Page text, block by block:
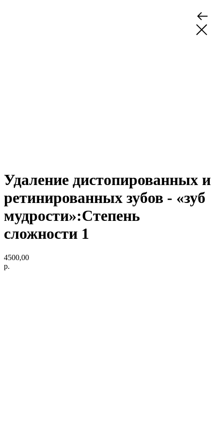
Удаление дистопированных и
ретинированных зубов - «зуб
мудрости»:Степень
сложности 1
4500,00
р.